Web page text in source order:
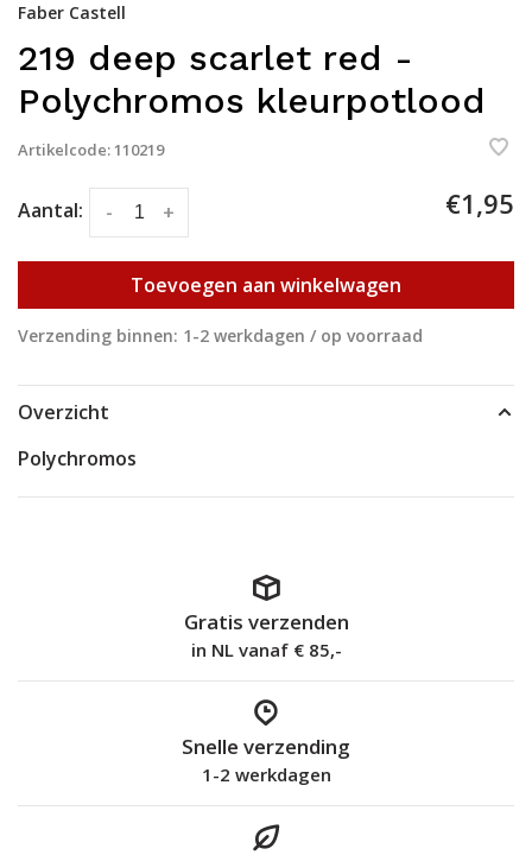
Faber Castell
219 deep scarlet red -
Polychromos kleurpotlood
Artikelcode:110219
Aantal: +
- €1,95
Toevoegen aan winkelwagen
Verzending binnen: 1-2 werkdagen / op voorraad
Overzicht
Polychromos
Gratis verzenden
in NL vanaf € 85,-
Snelle verzending
1-2 werkdagen